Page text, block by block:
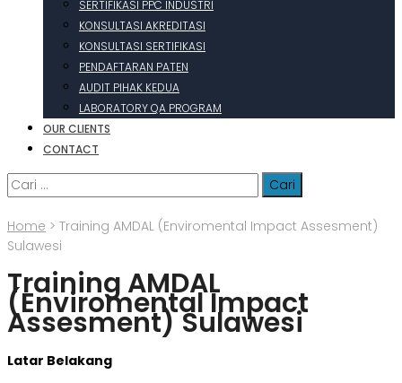
SERTIFIKASI PPC INDUSTRI
KONSULTASI AKREDITASI
KONSULTASI SERTIFIKASI
PENDAFTARAN PATEN
AUDIT PIHAK KEDUA
LABORATORY QA PROGRAM
OUR CLIENTS
CONTACT
Cari
untuk:
Home > Training AMDAL (Enviromental Impact Assesment)
Sulawesi
Training AMDAL
(Enviromental Impact
Assesment) Sulawesi
Latar Belakang